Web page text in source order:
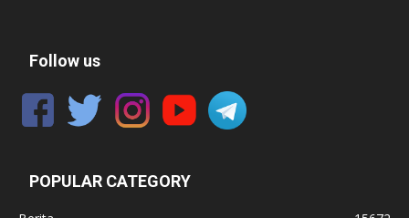
Follow us
POPULAR CATEGORY